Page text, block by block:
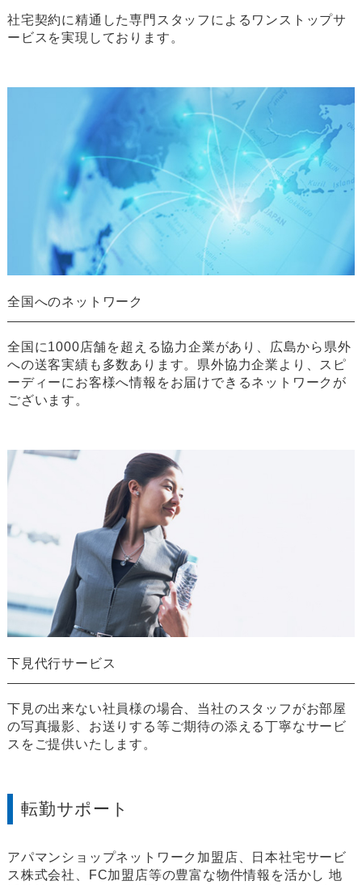
社宅契約に精通した専門スタッフによるワンストップサ
ービスを実現しております。
全国へのネットワーク
全国に1000店舗を超える協力企業があり、広島から県外
への送客実績も多数あります。県外協力企業より、スピ
ーディーにお客様へ情報をお届けできるネットワークが
ございます。
下見代行サービス
下見の出来ない社員様の場合、当社のスタッフがお部屋
の写真撮影、お送りする等ご期待の添える丁寧なサービ
スをご提供いたします。
転勤サポート
アパマンショップネットワーク加盟店、日本社宅サービ
ス株式会社、FC加盟店等の豊富な物件情報を活かし 地